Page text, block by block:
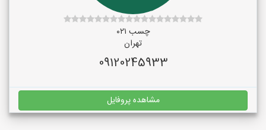
چسب ۰۲۱
تهران
09120245933
مشاهده پروفایل